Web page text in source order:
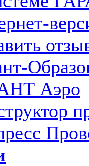
Аэро